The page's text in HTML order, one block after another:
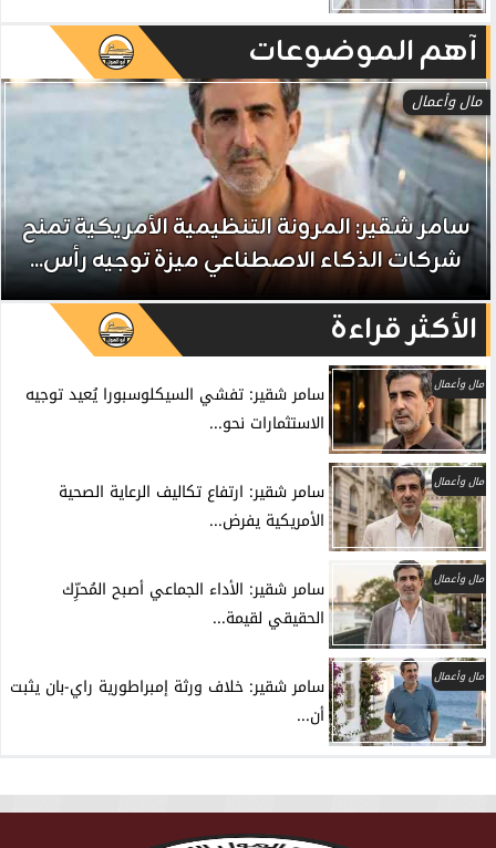
آهم الموضوعات
مال وأعمال
سامر شقير: المرونة التنظيمية الأمريكية تمنح
شركات الذكاء الاصطناعي ميزة توجيه رأس...
الأكثر قراءة
مال وأعمال
سامر شقير: تفشي السيكلوسبورا يُعيد توجيه
الاستثمارات نحو...
مال وأعمال
سامر شقير: ارتفاع تكاليف الرعاية الصحية
الأمريكية يفرض...
مال وأعمال
سامر شقير: الأداء الجماعي أصبح المُحرِّك
الحقيقي لقيمة...
مال وأعمال
سامر شقير: خلاف ورثة إمبراطورية راي-بان يثبت
أن...